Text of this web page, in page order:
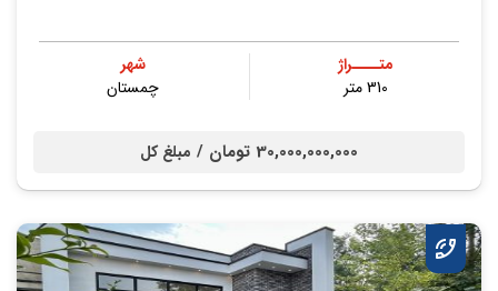
متــــراژ
310 متر
شهر
چمستان
30,000,000,000 تومان / مبلغ کل